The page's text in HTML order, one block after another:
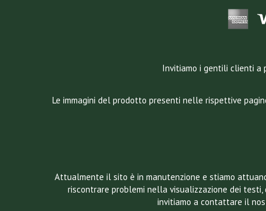
Invitiamo i gentili clienti a
Le immagini del prodotto presenti nelle rispettive
Attualmente il sito è in manutenzione e stiamo
riscontrare problemi nella visualizzazione dei
invitiamo a contattare il